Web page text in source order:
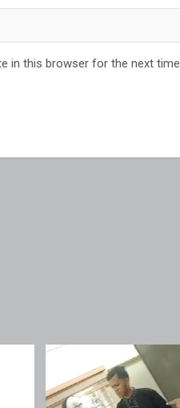
in this browser for the next